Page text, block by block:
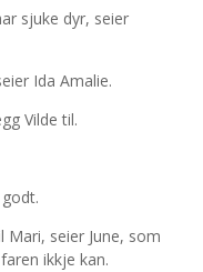
sjuke dyr, seier
Ida Amalie.
Vilde til.
Mari, seier June, som
ikkje kan.